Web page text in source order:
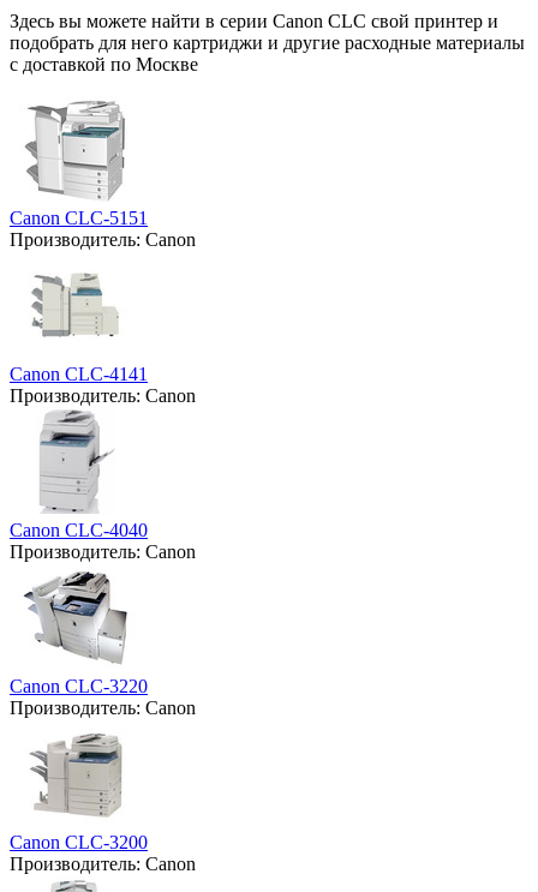
Здесь вы можете найти в серии Canon CLC свой принтер и
подобрать для него картриджи и другие расходные материалы
с доставкой по Москве
Canon CLC-5151
Производитель: Canon
Canon CLC-4141
Производитель: Canon
Canon CLC-4040
Производитель: Canon
Canon CLC-3220
Производитель: Canon
Canon CLC-3200
Производитель: Canon